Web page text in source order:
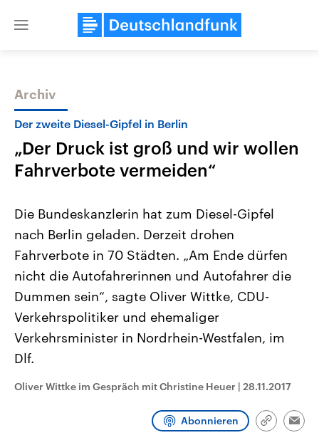
Close
Themen
USA
Aktuelle Beiträge, Analysen und
Hintergründe
Wirtschaftlich und militärisch
gehören die Vereinigten Staaten zu
den mächtigsten Ländern der Erde,
mit großem Einfluss auf das
aktuelle Weltgeschehen.
Nahostkonflikt
Aktuelle Lage und
Der Überfall der
Terrororganisation Hamas
Oktober 2023 auf Israel
Region wieder die Gewalt
Israel möchte die Hamas
Diese wird wie die
Libanon vom Iran
Sendungen
Archiv
Der zweite Diesel-Gipfel in Berlin
„Der Druck ist groß und wir wollen
Fahrverbote vermeiden“
Die Bundeskanzlerin hat zum Diesel-Gipfel
nach Berlin geladen. Derzeit drohen
Fahrverbote in 70 Städten. „Am Ende dürfen
nicht die Autofahrerinnen und Autofahrer die
Dummen sein“, sagte Oliver Wittke, CDU-
Verkehrspolitiker und ehemaliger
Verkehrsminister in Nordrhein-Westfalen, im
Dlf.
Oliver Wittke im Gespräch mit Christine Heuer | 28.11.2017
Abonnieren
Link